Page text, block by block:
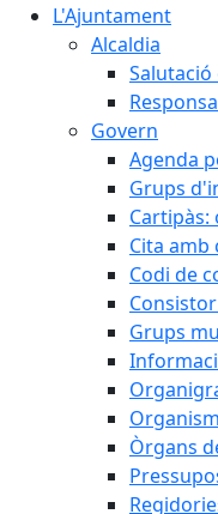
L'Ajuntament
Alcaldia
Salutació
Govern
Agenda
Grups
Cita amb
Codi de
Grups
Òrgans